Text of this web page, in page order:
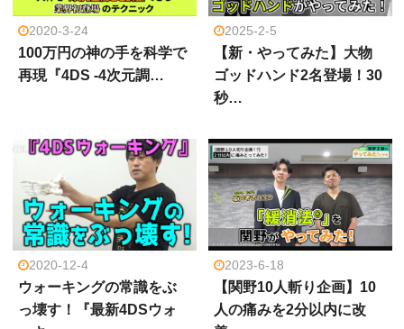
2020-3-24
100万円の神の手を科学で
再現『4DS -4次元調…
2025-2-5
【新・やってみた】大物
ゴッドハンド2名登場！30
秒…
2020-12-4
ウォーキングの常識をぶ
っ壊す！『最新4DSウォ
2023-6-18
【関野10人斬り企画】10
人の痛みを2分以内に改